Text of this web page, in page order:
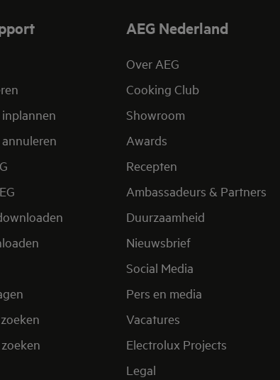
AEG Nederland
Over AEG
Cooking Club
Showroom
Awards
Recepten
Ambassadeurs & Partners
Duurzaamheid
Nieuwsbrief
Social Media
Pers en media
Vacatures
Electrolux Projects
Legal